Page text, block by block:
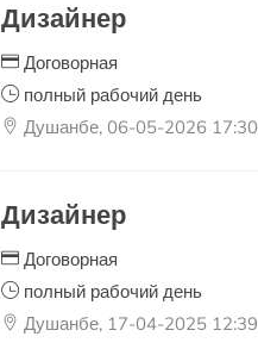
Дизайнер
Договорная
полный рабочий день
Душанбе, 06-05-2026 17:30
Дизайнер
Договорная
полный рабочий день
Душанбе, 17-04-2025 12:39